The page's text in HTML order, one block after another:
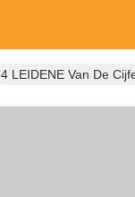
4 LEIDENE Van De